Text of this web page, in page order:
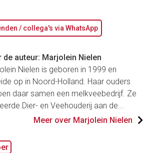
/ collega's via WhatsApp
de auteur: Marjolein Nielen
Nielen is geboren in 1999 en
op in Noord-Holland. Haar ouders
daar samen een melkveebedrijf. Ze
Dier- en Veehouderij aan de...
Meer over Marjolein Nielen